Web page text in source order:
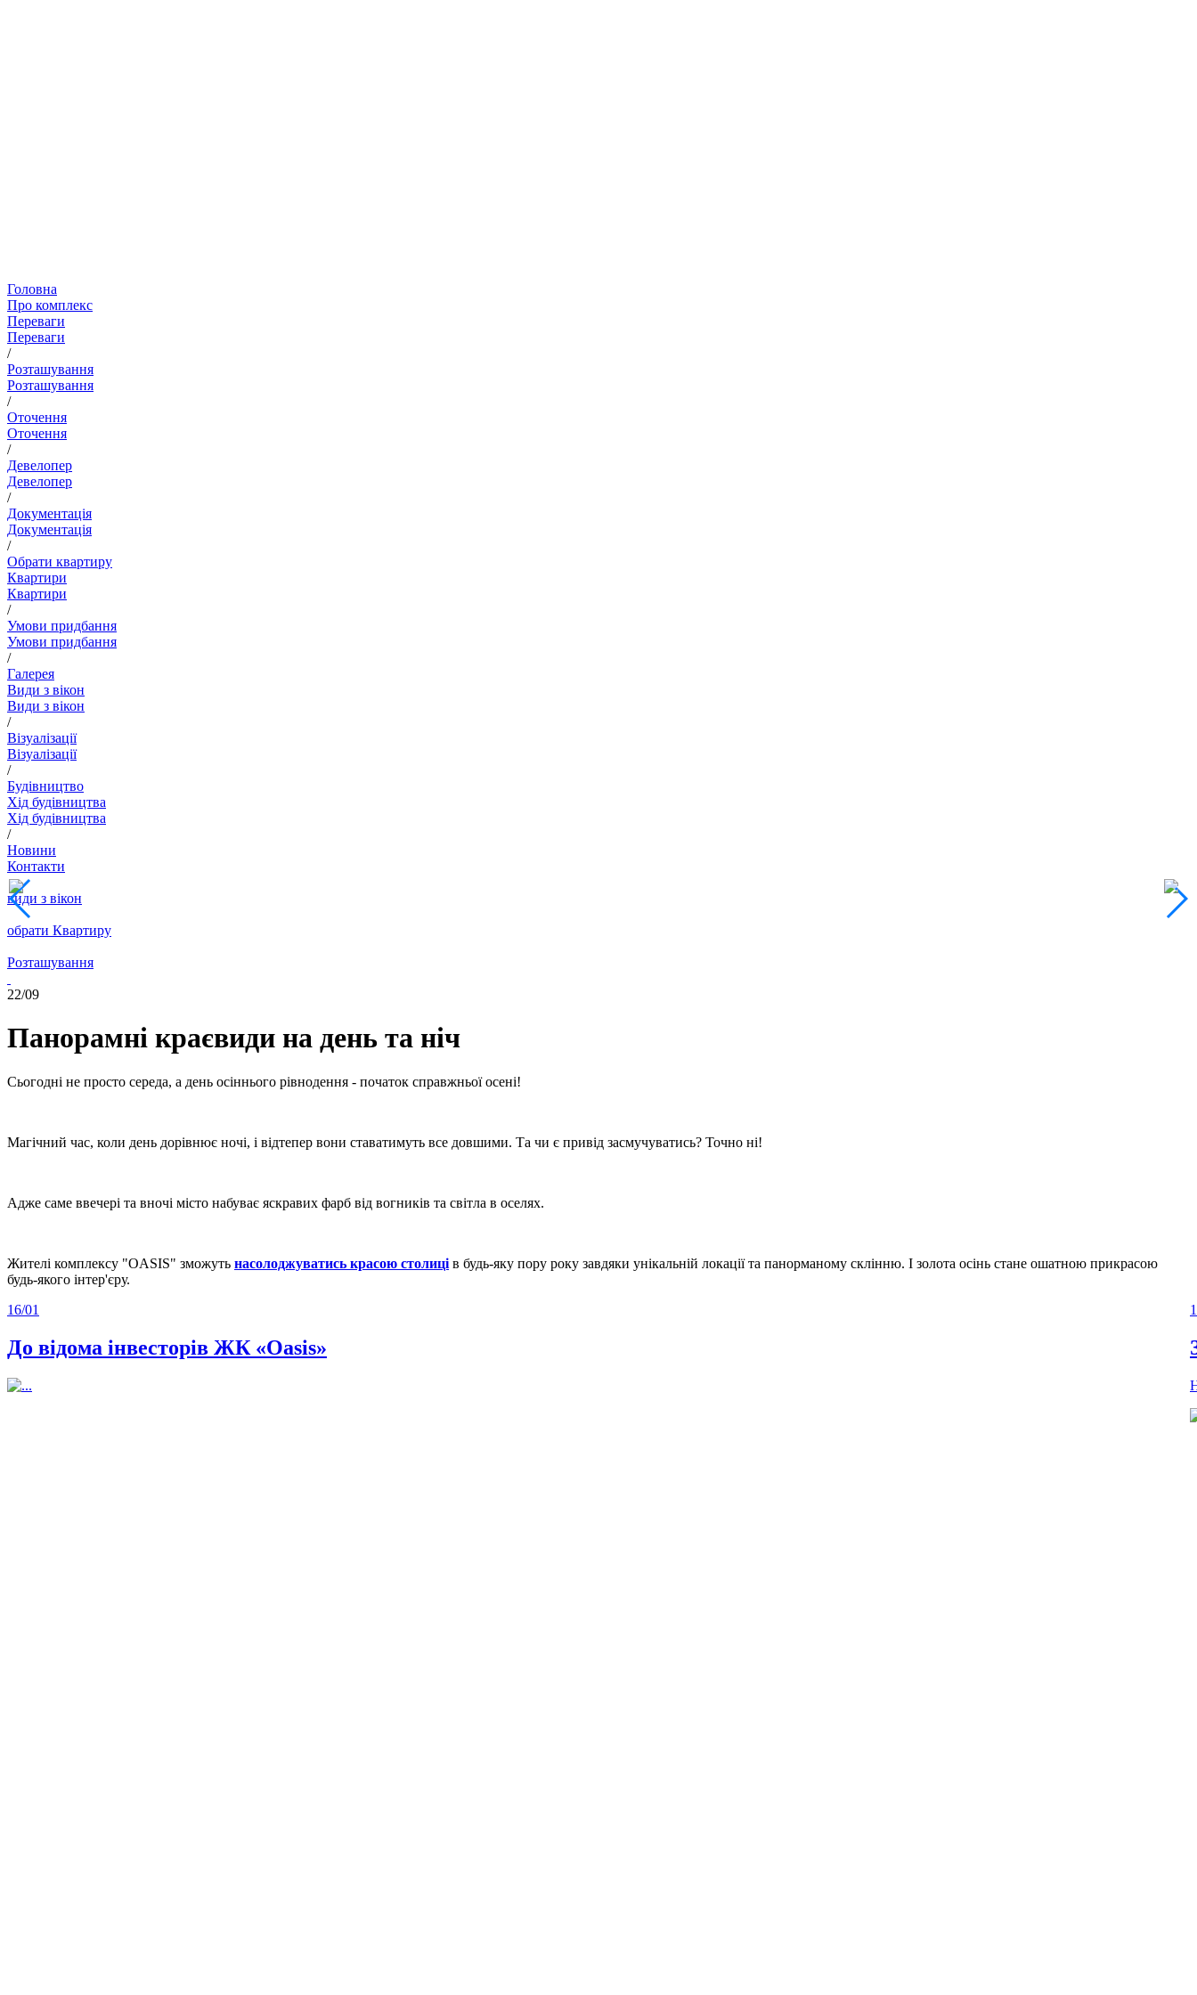
Головна
Про комплекс
Переваги
Переваги
/
Розташування
Розташування
/
Оточення
Оточення
/
Девелопер
Девелопер
/
Документація
Документація
/
Обрати квартиру
Квартири
Квартири
/
Умови придбання
Умови придбання
/
Галерея
Види з вікон
Види з вікон
/
Візуалізації
Візуалізації
/
Будівництво
Хід будівництва
Хід будівництва
/
Новини
Контакти
види з вікон
обрати Квартиру
Розташування
22/09
Панорамні краєвиди на день та ніч
Сьогодні не просто середа, а день осіннього рівнодення - початок справжньої осені!
Магічний час, коли день дорівнює ночі, і відтепер вони ставатимуть все довшими. Та чи є привід засмучуватись? Точно ні!
Адже саме ввечері та вночі місто набуває яскравих фарб від вогників та світла в оселях.
Жителі комплексу "OASIS" зможуть насолоджуватись красою столиці в будь-яку пору року завдяки унікальній локації та панорманому склінню. І золота осінь стане ошатною прикрасою
будь-якого інтер'єру.
16/01
До відома інвесторів ЖК «Oasis»